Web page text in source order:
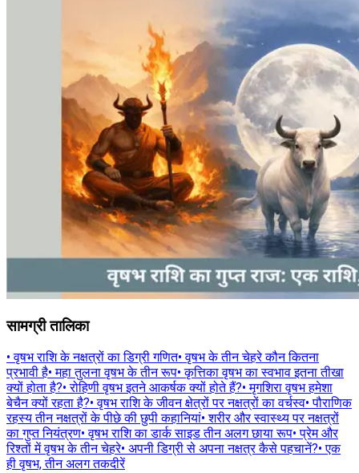
सामग्री तालिका
•वृषभ राशि के नक्षत्रों का डिग्री गणित•वृषभ के तीन चेहरे कौन कितना
प्रभावी है•महा तुलना वृषभ के तीन रूप•कृत्तिका वृषभ का स्वभाव इतना तीखा
क्यों होता है?•रोहिणी वृषभ इतने आकर्षक क्यों होते हैं?•मृगशिरा वृषभ हमेशा
बेचैन क्यों रहता है?•वृषभ राशि के जीवन क्षेत्रों पर नक्षत्रों का वर्चस्व•पौराणिक
रहस्य तीन नक्षत्रों के पीछे की छुपी कहानियां•शरीर और स्वास्थ्य पर नक्षत्रों
का गुप्त नियंत्रण•वृषभ राशि का डार्क साइड तीन अलग छाया रूप•प्रेम और
रिश्तों में वृषभ के तीन चेहरे• अपनी डिग्री से अपना नक्षत्र कैसे पहचानें?•एक
ही वृषभ, तीन अलग तकदीरें